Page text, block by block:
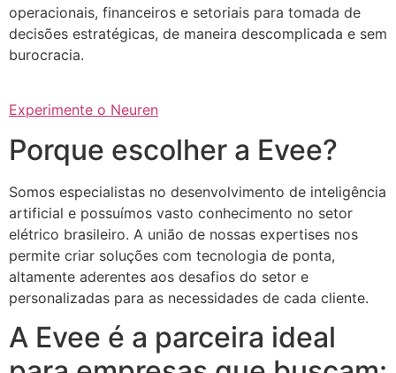
operacionais, financeiros e setoriais para tomada de
decisões estratégicas, de maneira descomplicada e sem
burocracia.
Experimente o Neuren
Porque escolher a Evee?
Somos especialistas no desenvolvimento de inteligência
artificial e possuímos vasto conhecimento no setor
elétrico brasileiro. A união de nossas expertises nos
permite criar soluções com tecnologia de ponta,
altamente aderentes aos desafios do setor e
personalizadas para as necessidades de cada cliente.
A Evee é a parceira ideal